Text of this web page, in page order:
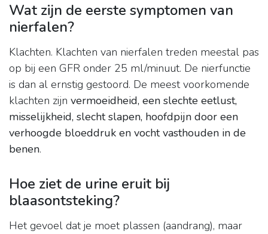
Wat zijn de eerste symptomen van
nierfalen?
Klachten. Klachten van nierfalen treden meestal pas
op bij een GFR onder 25 ml/minuut. De nierfunctie
is dan al ernstig gestoord. De meest voorkomende
klachten zijn vermoeidheid, een slechte eetlust,
misselijkheid, slecht slapen, hoofdpijn door een
verhoogde bloeddruk en vocht vasthouden in de
benen.
Hoe ziet de urine eruit bij
blaasontsteking?
Het gevoel dat je moet plassen (aandrang), maar